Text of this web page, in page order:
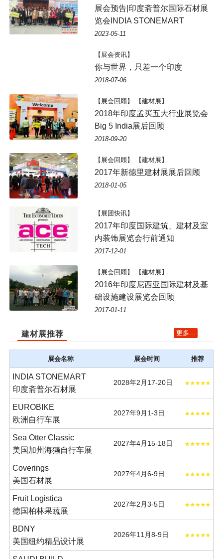
展会预告|印度斋普尔国际石材展
览会INDIA STONEMART
2023-05-11
【展会资讯】
你与世界，只差一个印度
2018-07-06
【展会回顾】 【建材展】
2018年印度孟买五大行业展览会
Big 5 India展后回顾
2018-09-20
【展会回顾】 【建材展】
2017年新德里建材展展后回顾
2018-01-05
【展团快讯】
2017年印度国际建筑、建材及室
内装饰展览会行前通知
2017-12-01
【展会回顾】 【建材展】
2016年印度尼西亚国际建材及基
础设施建设展览会回顾
2017-01-11
建材展推荐 更多...
展会名称 展会时间 推荐
INDIA STONEMART
印度斋普尔石材展
2028年2月17-20日
EUROBIKE
欧洲自行车展
2027年9月1-3日
Sea Otter Classic
美国加州海獭自行车展
2027年4月15-18日
Coverings
美国石材展
2027年4月6-9日
Fruit Logistica
德国柏林果蔬展
2027年2月3-5日
BDNY
美国纽约精品设计展
2026年11月8-9日